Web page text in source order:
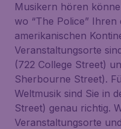
Musikern hören
wo “The Police”
amerikanischen
Veranstaltungsorte
(722 College Street)
Sherbourne Street).
Weltmusik sind Sie in
Street) genau richtig.
Veranstaltungsorte